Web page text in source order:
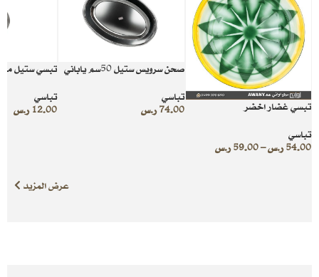
تبسي غضار اخضر
تباسي
54.00ر.س–
59.00ر.س
صحن سرويس ستيل 50سم ياباني
تباسي
74.00 ر.س
تبسي ستيل
تباسي
12.00 ر.س
عرض المزيد